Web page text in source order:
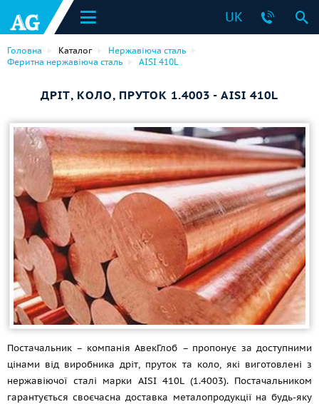
UK
Головна Каталог
Нержавіюча сталь
Феритна нержавіюча сталь
AISI 410L
ДРІТ, КОЛО, ПРУТОК 1.4003 - AISI 410L
Постачальник – компанія АвекГлоб – пропонує за доступними
цінами від виробника дріт, пруток та коло, які виготовлені з
нержавіючої сталі марки AISI 410L (1.4003). Постачальником
гарантується своєчасна доставка металопродукції на будь-яку